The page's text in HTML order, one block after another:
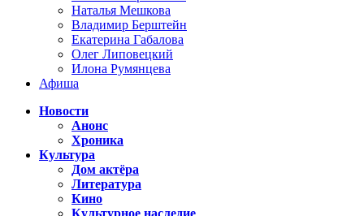
Наталья Мешкова
Владимир Берштейн
Екатерина Габалова
Олег Липовецкий
Илона Румянцева
Афиша
Новости
Анонс
Хроника
Культура
Дом актёра
Литература
Кино